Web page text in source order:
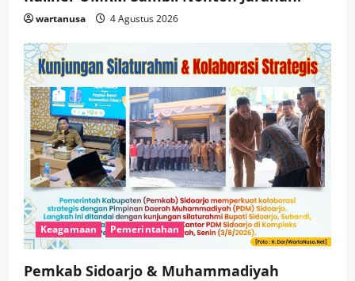
wartanusa 4 Agustus 2026
Keagamaan Pemerintahan
Pemkab Sidoarjo & Muhammadiyah